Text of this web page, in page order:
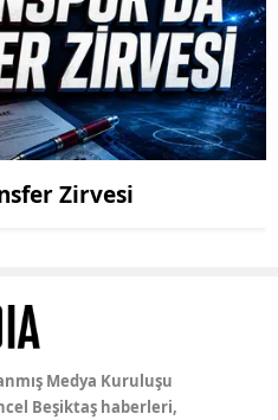
Zirvesi
Medya Kuruluşu
Beşiktaş haberleri,